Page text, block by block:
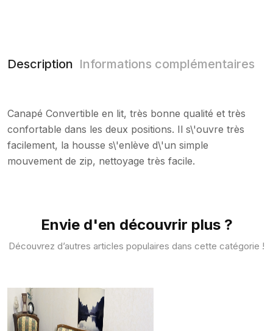
Description Informations complémentaires
Canapé Convertible en lit, très bonne qualité et très
confortable dans les deux positions. Il s\'ouvre très
facilement, la housse s\'enlève d\'un simple
mouvement de zip, nettoyage très facile.
Envie d'en découvrir plus ?
Découvrez d’autres articles populaires dans cette catégorie !